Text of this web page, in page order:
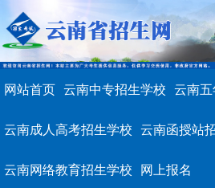
网站首页 云南中专招生学校 云南
云南成人高考招生学校 云南函授站
云南网络教育招生学校 网上报名